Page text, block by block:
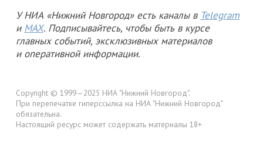
У НИА «Нижний Новгород» есть каналы в Telegram
и MAX. Подписывайтесь, чтобы быть в курсе
главных событий, эксклюзивных материалов
и оперативной информации.
Copyright © 1999—2025 НИА "Нижний Новгород".
При перепечатке гиперссылка на НИА "Нижний Новгород"
обязательна.
Настоящий ресурс может содержать материалы 18+